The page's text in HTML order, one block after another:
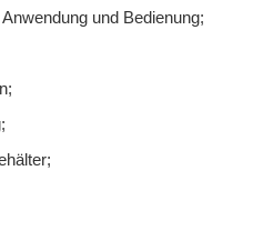
und Bedienung;